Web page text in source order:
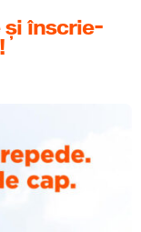
și înscrie-